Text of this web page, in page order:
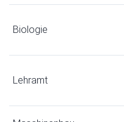
Biologie
Lehramt